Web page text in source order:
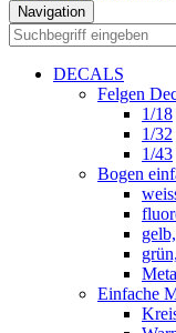
Navigation
DECALS
Felgen
1/18
1/32
1/43
Bogen
Einfache